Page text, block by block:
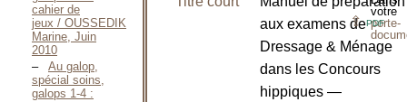
cahier de
jeux / OUSSEDIK
Marine, Juin
2010
Au galop,
spécial soins,
galops 1-4 :
votre
porte-
⇪PDF
aux examens de
Dressage & Ménage
dans les Concours
hippiques —